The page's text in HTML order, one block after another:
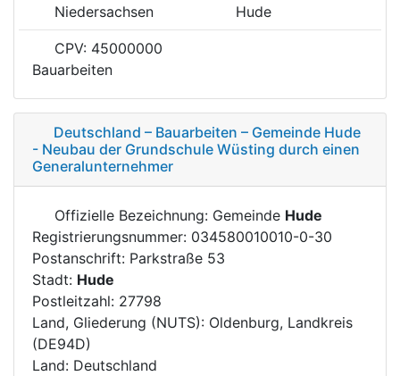
Niedersachsen
Hude
CPV: 45000000
Bauarbeiten
Deutschland – Bauarbeiten – Gemeinde Hude
- Neubau der Grundschule Wüsting durch einen
Generalunternehmer
Offizielle Bezeichnung: Gemeinde Hude
Registrierungsnummer: 034580010010-0-30
Postanschrift: Parkstraße 53
Stadt: Hude
Postleitzahl: 27798
Land, Gliederung (NUTS): Oldenburg, Landkreis
(DE94D)
Land: Deutschland